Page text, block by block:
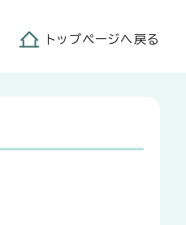
トップページへ戻る